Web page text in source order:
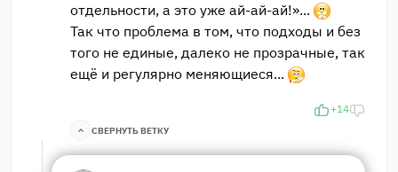
отдельности, а это уже ай-ай-ай!»...
Так что проблема в том, что подходы и без
того не единые, далеко не прозрачные, так
ещё и регулярно меняющиеся...
+14
СВЕРНУТЬ ВЕТКУ